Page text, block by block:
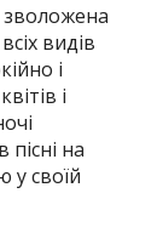
зволожена
видів
і
і
на
у своїй